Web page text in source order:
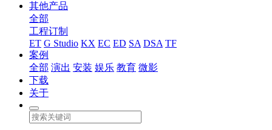
其他产品
全部
工程订制
ET G Studio KX EC ED SA DSA TF
案例
全部 演出 安装 娱乐 教育 微影
下载
关于